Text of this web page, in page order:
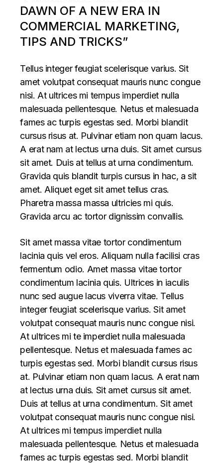
DAWN OF A NEW ERA IN
COMMERCIAL MARKETING,
TIPS AND TRICKS”
Tellus integer feugiat scelerisque varius. Sit
amet volutpat consequat mauris nunc congue
nisi. At ultrices mi tempus imperdiet nulla
malesuada pellentesque. Netus et malesuada
fames ac turpis egestas sed. Morbi blandit
cursus risus at. Pulvinar etiam non quam lacus.
A erat nam at lectus urna duis. Sit amet cursus
sit amet. Duis at tellus at urna condimentum.
Gravida quis blandit turpis cursus in hac, a sit
amet. Aliquet eget sit amet tellus cras.
Pharetra massa massa ultricies mi quis.
Gravida arcu ac tortor dignissim convallis.
Sit amet massa vitae tortor condimentum
lacinia quis vel eros. Aliquam nulla facilisi cras
fermentum odio. Amet massa vitae tortor
condimentum lacinia quis. Ultrices in iaculis
nunc sed augue lacus viverra vitae. Tellus
integer feugiat scelerisque varius. Sit amet
volutpat consequat mauris nunc congue nisi.
At ultrices mi te imperdiet nulla malesuada
pellentesque. Netus et malesuada fames ac
turpis egestas sed. Morbi blandit cursus risus
at. Pulvinar etiam non quam lacus. A erat nam
at lectus urna duis. Sit amet cursus sit amet.
Duis at tellus at urna condimentum. Sit amet
volutpat consequat mauris nunc congue nisi.
At ultrices mi tempus imperdiet nulla
malesuada pellentesque. Netus et malesuada
fames ac turpis egestas sed. Morbi blandit